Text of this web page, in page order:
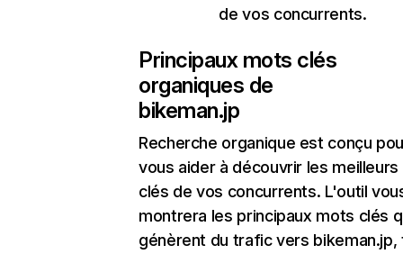
de vos concurrents.
Principaux mots clés
organiques de
bikeman.jp
Recherche organique est conçu
vous aider à découvrir les
clés de vos concurrents. L'outil
montrera les principaux mots clés
génèrent du trafic vers bikeman.jp,